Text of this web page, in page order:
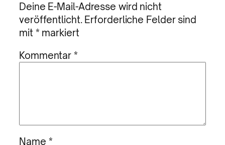
Deine E-Mail-Adresse wird nicht
veröffentlicht. Erforderliche Felder sind
mit * markiert
Kommentar*
Name *